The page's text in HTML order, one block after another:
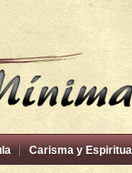
Carisma y